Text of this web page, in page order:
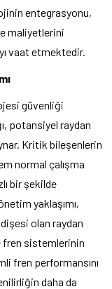
entegrasyonu,
maliyetlerini
vaat etmektedir.
güvenliği
potansiyel raydan
Kritik bileşenlerin
normal çalışma
bir şekilde
yaklaşımı,
olan raydan
fren sistemlerinin
fren performansını
daha da